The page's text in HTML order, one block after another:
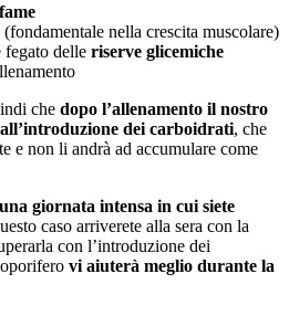
(fondamentale nella crescita muscolare)
delle riserve glicemiche
che dopo l’allenamento il nostro
dei carboidrati, che
e non li andrà ad accumulare come
giornata intensa in cui siete
caso arriverete alla sera con la
con l’introduzione dei
vi aiuterà meglio durante la